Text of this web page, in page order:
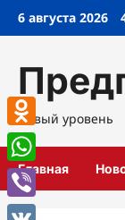
Перейти
6 августа 2026
Новый уровень
Главная
Odnoklassniki
WhatsApp
Viber